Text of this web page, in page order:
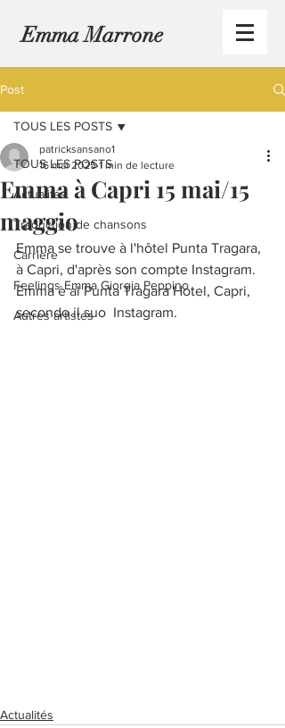
Emma Marrone
Post
TOUS LES POSTS
Actualités
Traduction de chansons
Carrière
Feelings Emma Giorgia Peppino
Autres artistes
TOUS LES POSTS
Emma à Capri 15 mai/15
maggio
patricksansano1
16 mai 2025 1 min de lecture
Emma se trouve à l'hôtel Punta Tragara,
à Capri, d'après son compte Instagram.
Emma è al Punta Tragara Hotel, Capri,
secondo il suo  Instagram.
Actualités